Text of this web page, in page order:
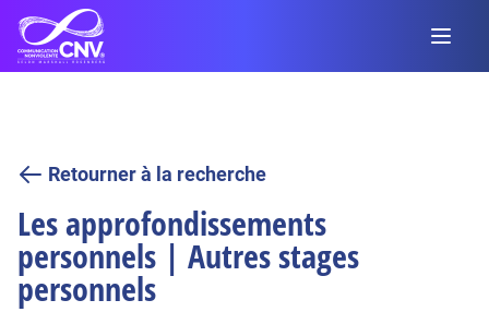
Retourner à la recherche
Les approfondissements
personnels | Autres stages
personnels